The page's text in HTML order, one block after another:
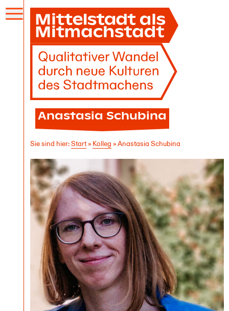
Menü
öffnen
Anastasia Schubina
Sie sind hier:Start» Kolleg »Anastasia Schubina